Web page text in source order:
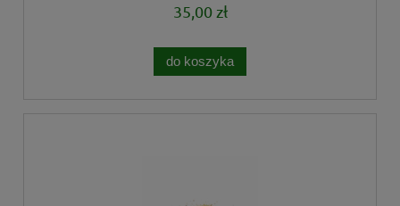
35,00 zł
do koszyka